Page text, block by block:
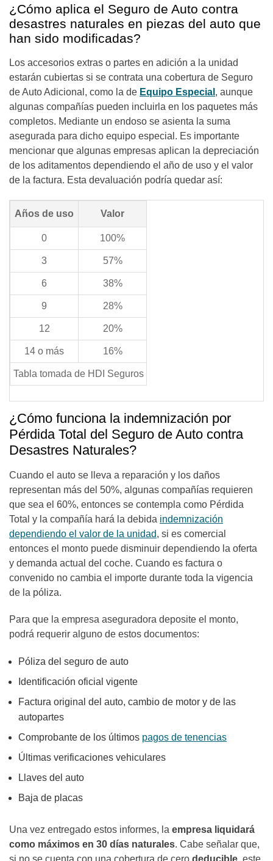
¿Cómo aplica el Seguro de Auto contra
desastres naturales en piezas del auto que
han sido modificadas?
Los accesorios extras o partes en adición a la unidad
estarán cubiertas si se contrata una cobertura de Seguro
de Auto Adicional, como la de Equipo Especial , aunque
algunas compañías pueden incluirla en los paquetes más
completos. Mediante un endoso se asienta la suma
asegurada para dicho equipo especial. Es importante
mencionar que algunas empresas aplican la depreciación
de los aditamentos dependiendo el año de uso y el valor
de la factura. Esta devaluación podría quedar así:
Años de uso Valor
0 100%
3 57%
6 38%
9 28%
12 20%
14 o más 16%
Tabla tomada de HDI Seguros
¿Cómo funciona la indemnización por
Pérdida Total del Seguro de Auto contra
Desastres Naturales?
Cuando el auto se lleva a reparación y los daños
representan más del 50%, algunas compañías requieren
que sea el 60%, entonces se contempla como Pérdida
Total y la compañía hará la debida indemnización
dependiendo el valor de la unidad, si es comercial
entonces el monto puede disminuir dependiendo la oferta
y demanda actual del coche. Cuando es factura o
convenido no cambia el importe durante toda la vigencia
de la póliza.
Para que la empresa aseguradora deposite el monto,
podrá requerir alguno de estos documentos:
Póliza del seguro de auto
Identificación oficial vigente
Factura original del auto, cambio de motor y de las
autopartes
Comprobante de los últimos pagos de tenencias
Últimas verificaciones vehiculares
Llaves del auto
Baja de placas
Una vez entregado estos informes, la empresa liquidará
como máximos en 30 días naturales. Cabe señalar que,
si no se cuenta con una cobertura de cero deducible , este